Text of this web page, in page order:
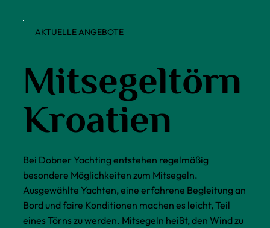
AKTUELLE ANGEBOTE
Mitsegeltörn
Kroatien
Bei Dobner Yachting entstehen regelmäßig
besondere Möglichkeiten zum Mitsegeln.
Ausgewählte Yachten, eine erfahrene Begleitung an
Bord und faire Konditionen machen es leicht, Teil
eines Törns zu werden. Mitsegeln heißt, den Wind zu